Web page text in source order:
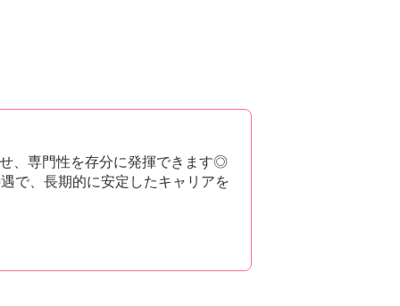
、専門性を存分に発揮できます◎
で、長期的に安定したキャリアを